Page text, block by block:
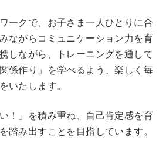
ークで、お子さま一人ひとりに合
ながらコミュニケーション力を育
しながら、トレーニングを通して
係作り」を学べるよう、楽しく毎
いたします。
！」を積み重ね、自己肯定感を育
踏み出すことを目指しています。